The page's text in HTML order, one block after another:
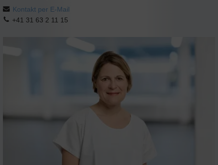
Kontakt per E-Mail
+41 31 63 2 11 15